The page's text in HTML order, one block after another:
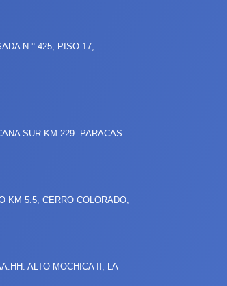
N.° 425, PISO 17,
SUR KM 229. PARACAS.
KM 5.5, CERRO COLORADO,
ALTO MOCHICA II, LA